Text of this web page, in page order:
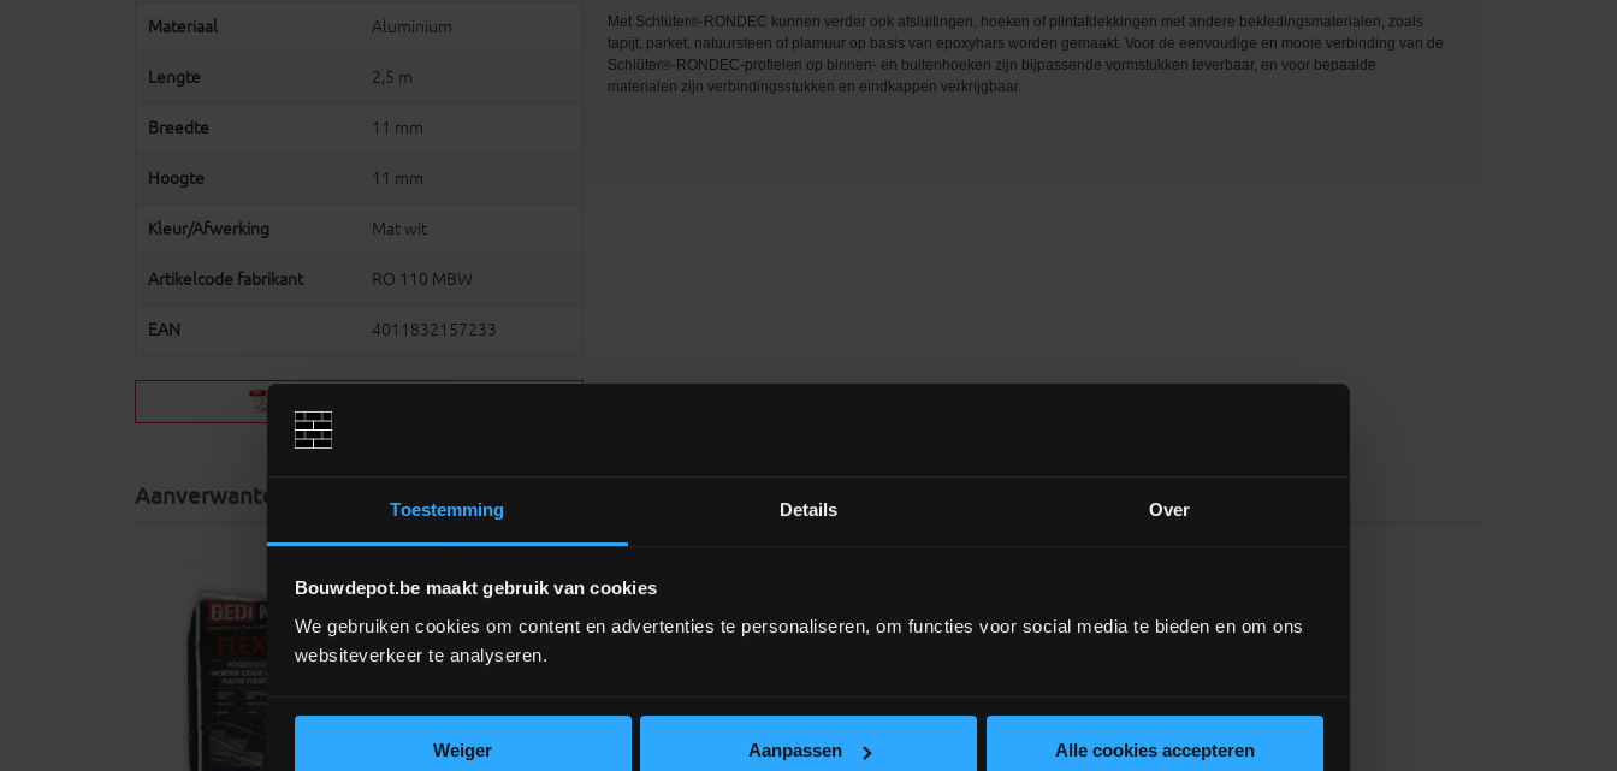
Toestemming Details Over
Bouwdepot.be maakt gebruik van cookies
We gebruiken cookies om content en advertenties te personaliseren, om functies voor social media te bieden en om ons
websiteverkeer te analyseren.
Weiger Aanpassen Alle cookies accepteren
Materiaal Aluminium
Lengte 2,5 m
Breedte 11 mm
Hoogte 11 mm
Kleur/Afwerking Mat wit
Artikelcode fabrikant RO 110 MBW
EAN 4011832157233
Met Schlüter®-RONDEC kunnen verder ook afsluitingen, hoeken of plintafdekkingen met andere bekledingsmaterialen, zoals
tapijt, parket, natuursteen of plamuur op basis van epoxyhars worden gemaakt. Voor de eenvoudige en mooie verbinding van de
Schlüter®-RONDEC-profielen op binnen- en buitenhoeken zijn bijpassende vormstukken leverbaar, en voor bepaalde
materialen zijn verbindingsstukken en eindkappen verkrijgbaar.
Aanverwante producten